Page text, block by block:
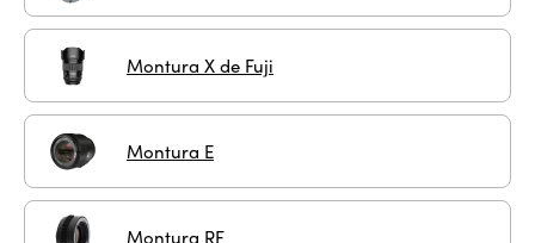
Montura X de Fuji
Montura E
Montura RF